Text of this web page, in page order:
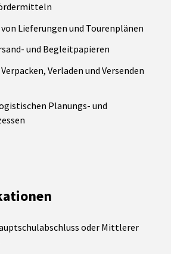
Lieferungen und Tourenplänen
und Begleitpapieren
Verladen und Versenden
Planungs- und
oder Mittlerer